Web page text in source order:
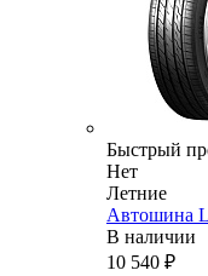
Быстрый
Нет
Летние
Автошина
В наличии
10 540 ₽